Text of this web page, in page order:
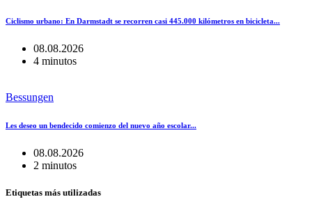
Ciclismo urbano: En Darmstadt se recorren casi 445.000 kilómetros en bicicleta...
08.08.2026
4 minutos
Bessungen
Les deseo un bendecido comienzo del nuevo año escolar...
08.08.2026
2 minutos
Etiquetas más utilizadas